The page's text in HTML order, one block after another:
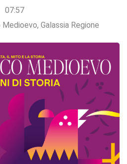
07:57
Medioevo, Galassia Regione